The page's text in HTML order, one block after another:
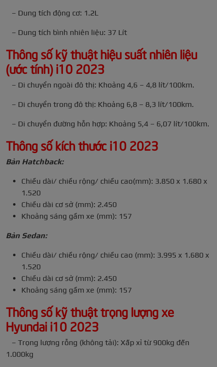
– Dung tích động cơ: 1.2L
– Dung tích bình nhiên liệu: 37 Lít
Thông số kỹ thuật hiệu suất nhiên liệu
(ước tính) i10 2023
– Di chuyển ngoài đô thị: Khoảng 4,6 – 4,8 lít/100km.
– Di chuyển trong đô thị: Khoảng 6,8 – 8,3 lít/100km.
– Di chuyển đường hỗn hợp: Khoảng 5,4 – 6,07 lít/100km.
Thông số kích thước i10 2023
Bản Hatchback:
Chiều dài/ chiều rộng/ chiều cao(mm): 3.850 x 1.680 x
1.520
Chiều dài cơ sở (mm): 2.450
Khoảng sáng gầm xe (mm): 157
Bản Sedan:
Chiều dài/ chiều rộng/ chiều cao (mm): 3.995 x 1.680 x
1.520
Chiều dài cơ sở (mm): 2.450
Khoảng sáng gầm xe (mm): 157
Thông số kỹ thuật trọng lượng xe
Hyundai i10 2023
– Trọng lượng rỗng (không tải): Xấp xỉ từ 900kg đến
1.000kg